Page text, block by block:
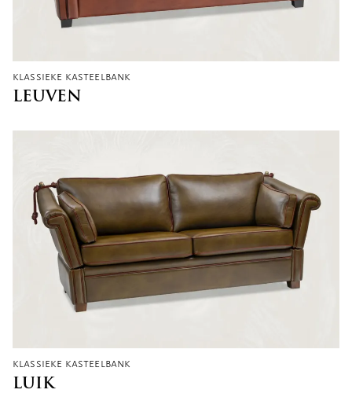
klassieke kasteelbank
LEUVEN
klassieke kasteelbank
LUIK